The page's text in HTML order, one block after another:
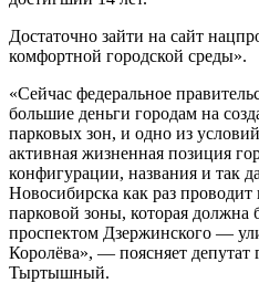
Достаточно зайти на сайт
комфортной городской среды».
«Сейчас федеральное
большие деньги городам на
парковых зон, и одно из
активная жизненная позиция
конфигурации, названия и так
Новосибирска как раз проводит
парковой зоны, которая
проспектом Дзержинского —
Королёва», — поясняет депутат
Тыртышный.